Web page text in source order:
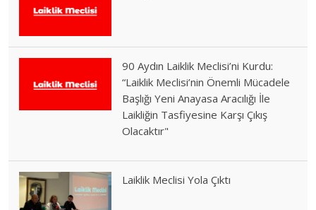
90 Aydın Laiklik Meclisi’ni Kurdu:
“Laiklik Meclisi’nin Önemli Mücadele
Başlığı Yeni Anayasa Aracılığı İle
Laikliğin Tasfiyesine Karşı Çıkış
Olacaktır"
Laiklik Meclisi Yola Çıktı